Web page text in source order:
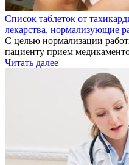
Список таблеток от
лекарства, нормализующие
С целью нормализации
пациенту прием
Читать далее